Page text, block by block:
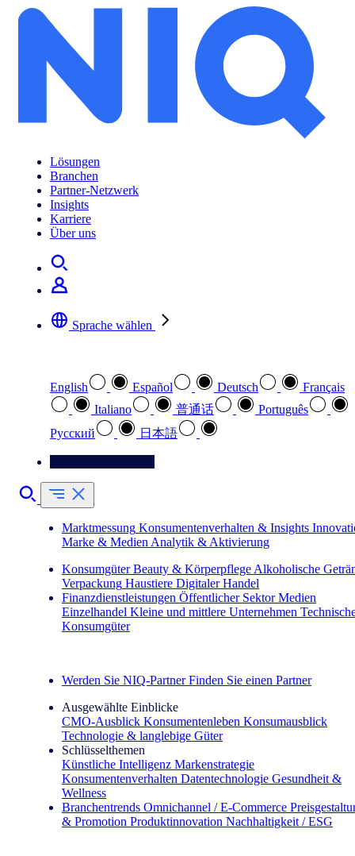
Lösungen
Branchen
Partner-Netzwerk
Insights
Karriere
Über uns
Sprache wählen
English Español Deutsch
Français
Italiano
普通话
Português
Pусский
日本語
Marktmessung Konsumentenverhalten & Insights
Marke & Medien Analytik & Aktivierung
Konsumgüter Beauty & Körperpflege Alkoholische
Verpackung Haustiere Digitaler Handel
Finanzdienstleistungen Öffentlicher Sektor Medien
Einzelhandel Kleine und mittlere Unternehmen
Konsumgüter
Werden Sie NIQ-Partner Finden Sie einen Partner
Ausgewählte Einblicke
CMO‑Ausblick Konsumentenleben Konsumausblick
Technologie & langlebige Güter
Schlüsselthemen
Künstliche Intelligenz Markenstrategie
Konsumentenverhalten Datentechnologie Gesundheit &
Wellness
Branchentrends Omnichannel / E‑Commerce
& Promotion Produktinnovation Nachhaltigkeit / ESG